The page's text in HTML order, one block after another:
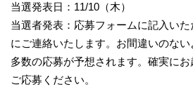
当選発表日：11/10（木）
当選者発表：応募フォームに記入い
にご連絡いたします。お間違いのない
多数の応募が予想されます。確実に
ご応募ください。